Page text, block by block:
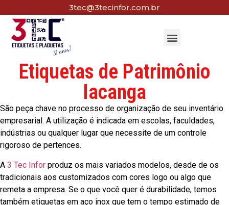
3tec@3tecinfor.com.br
Etiquetas de Patrimônio
Iacanga
São peça chave no processo de organização de seu inventário
empresarial. A utilização é indicada em escolas, faculdades,
indústrias ou qualquer lugar que necessite de um controle
rigoroso de pertences.
A 3 Tec Infor produz os mais variados modelos, desde de os
tradicionais aos customizados com cores logo ou algo que
remeta a empresa. Se o que você quer é durabilidade, temos
também etiquetas em aço inox que tem o tempo estimado de